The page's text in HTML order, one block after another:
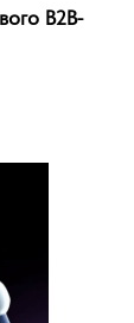
B2B-